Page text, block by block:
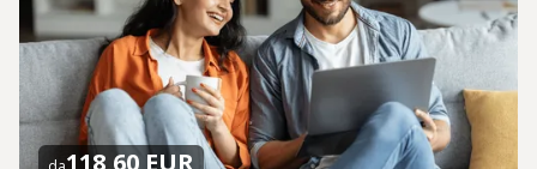
118,60 EUR